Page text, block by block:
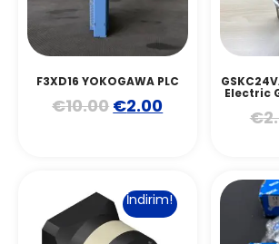
F3XD16 YOKOGAWA PLC
€10.00 €2.00
Electric
€
İndirim!